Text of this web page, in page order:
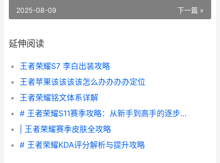
下一篇 »
2025-08-09
延伸阅读
王者荣耀S7 李白出装攻略
王者苹果该该该该怎么办办办办定位
王者荣耀铭文体系详解
# 王者荣耀S11赛季攻略：从新手到高手的逐步指南
| 王者荣耀赛季皮肤全攻略
# 王者荣耀KDA评分解析与提升攻略